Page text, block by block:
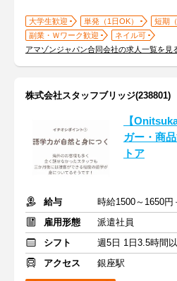
大学生歓迎 単発（1日OK）
短期
副業・Ｗワーク歓迎
ネイル可
アマゾンジャパン合同会社の求人一覧を見
株式会社スタッフブリッジ(238801)
【
ガー・商
トア
給与
時給1500～1650
雇用形態
派遣社員
シフト
週5日 1日3.5時間
アクセス
銀座駅